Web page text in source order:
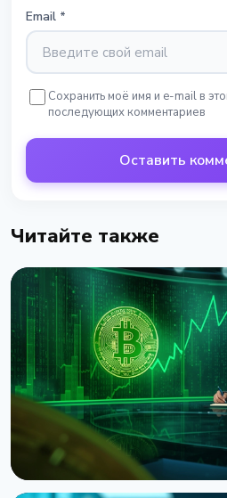
Email *
Сохранить моё имя и e-mail в
последующих комментариев
Оставить
Читайте также